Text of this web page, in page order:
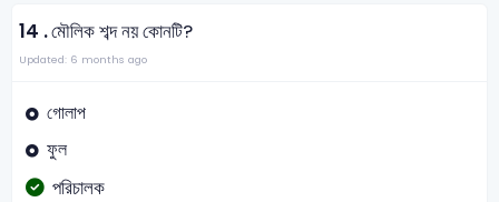
14 .মৌলিক শব্দ নয় কোনটি?
Updated: 6 months ago
গোলাপ
ফুল
পরিচালক